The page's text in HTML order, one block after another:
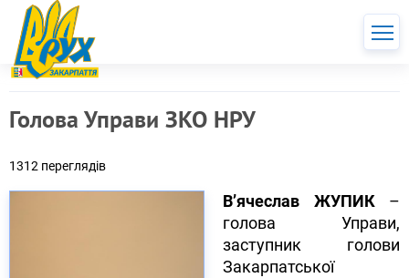
Голова Управи ЗКО НРУ
1312 переглядів
В’ячеслав ЖУПИК –
голова Управи,
заступник голови
Закарпатської